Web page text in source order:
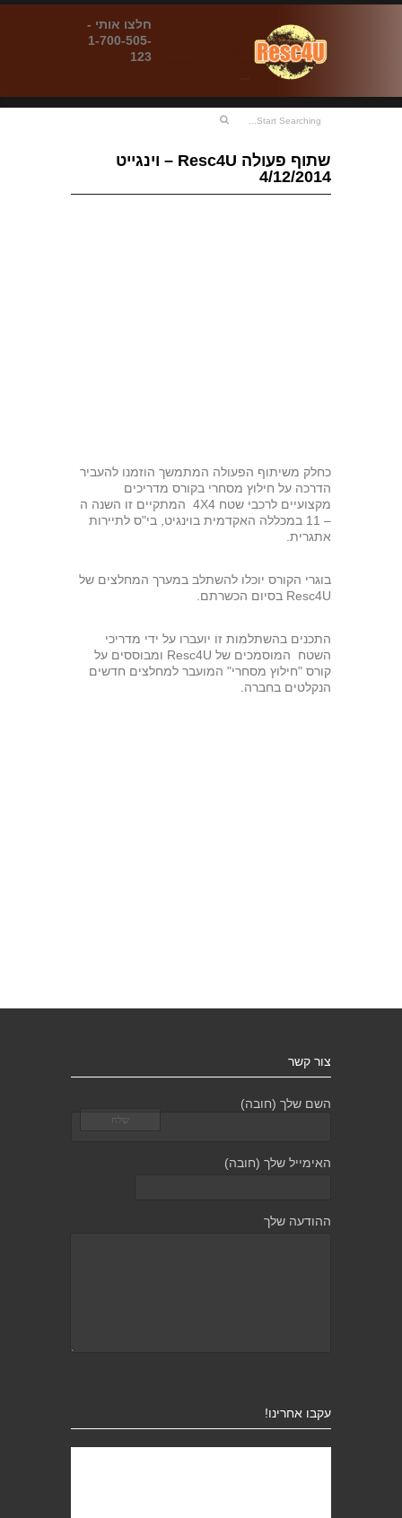
חלצו אותי -
1-700-505-
123
שתוף פעולה Resc4U – וינגייט
4/12/2014
כחלק משיתוף הפעולה המתמשך הוזמנו להעביר
הדרכה על חילוץ מסחרי בקורס מדריכים
מקצועיים לרכבי שטח 4X4 המתקיים זו השנה ה
– 11 במכללה האקדמית בוינגיט, בי"ס לתיירות
אתגרית.
בוגרי הקורס יוכלו להשתלב במערך המחלצים של
Resc4U בסיום הכשרתם.
התכנים בהשתלמות זו יועברו על ידי מדריכי
השטח המוסמכים של Resc4U ומבוססים על
קורס "חילוץ מסחרי" המועבר למחלצים חדשים
הנקלטים בחברה.
צור קשר
השם שלך (חובה)
האימייל שלך (חובה)
ההודעה שלך
עקבו אחרינו!